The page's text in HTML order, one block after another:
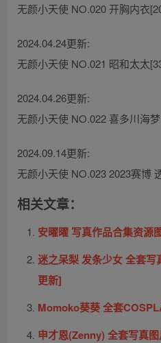
无颜小天使 NO.020 开胸内衣
2024.04.24更新:
无颜小天使 NO.021 昭和太太
2024.04.26更新:
无颜小天使 NO.022 喜多川海
2024.09.14更新:
无颜小天使 NO.023 2023赛博
相关文章：
安曜曜 写真作品合集资源
迷之呆梨 发条少女 全套
更新]
Momoko葵葵 全套
申才恩(Zenny) 全套写真